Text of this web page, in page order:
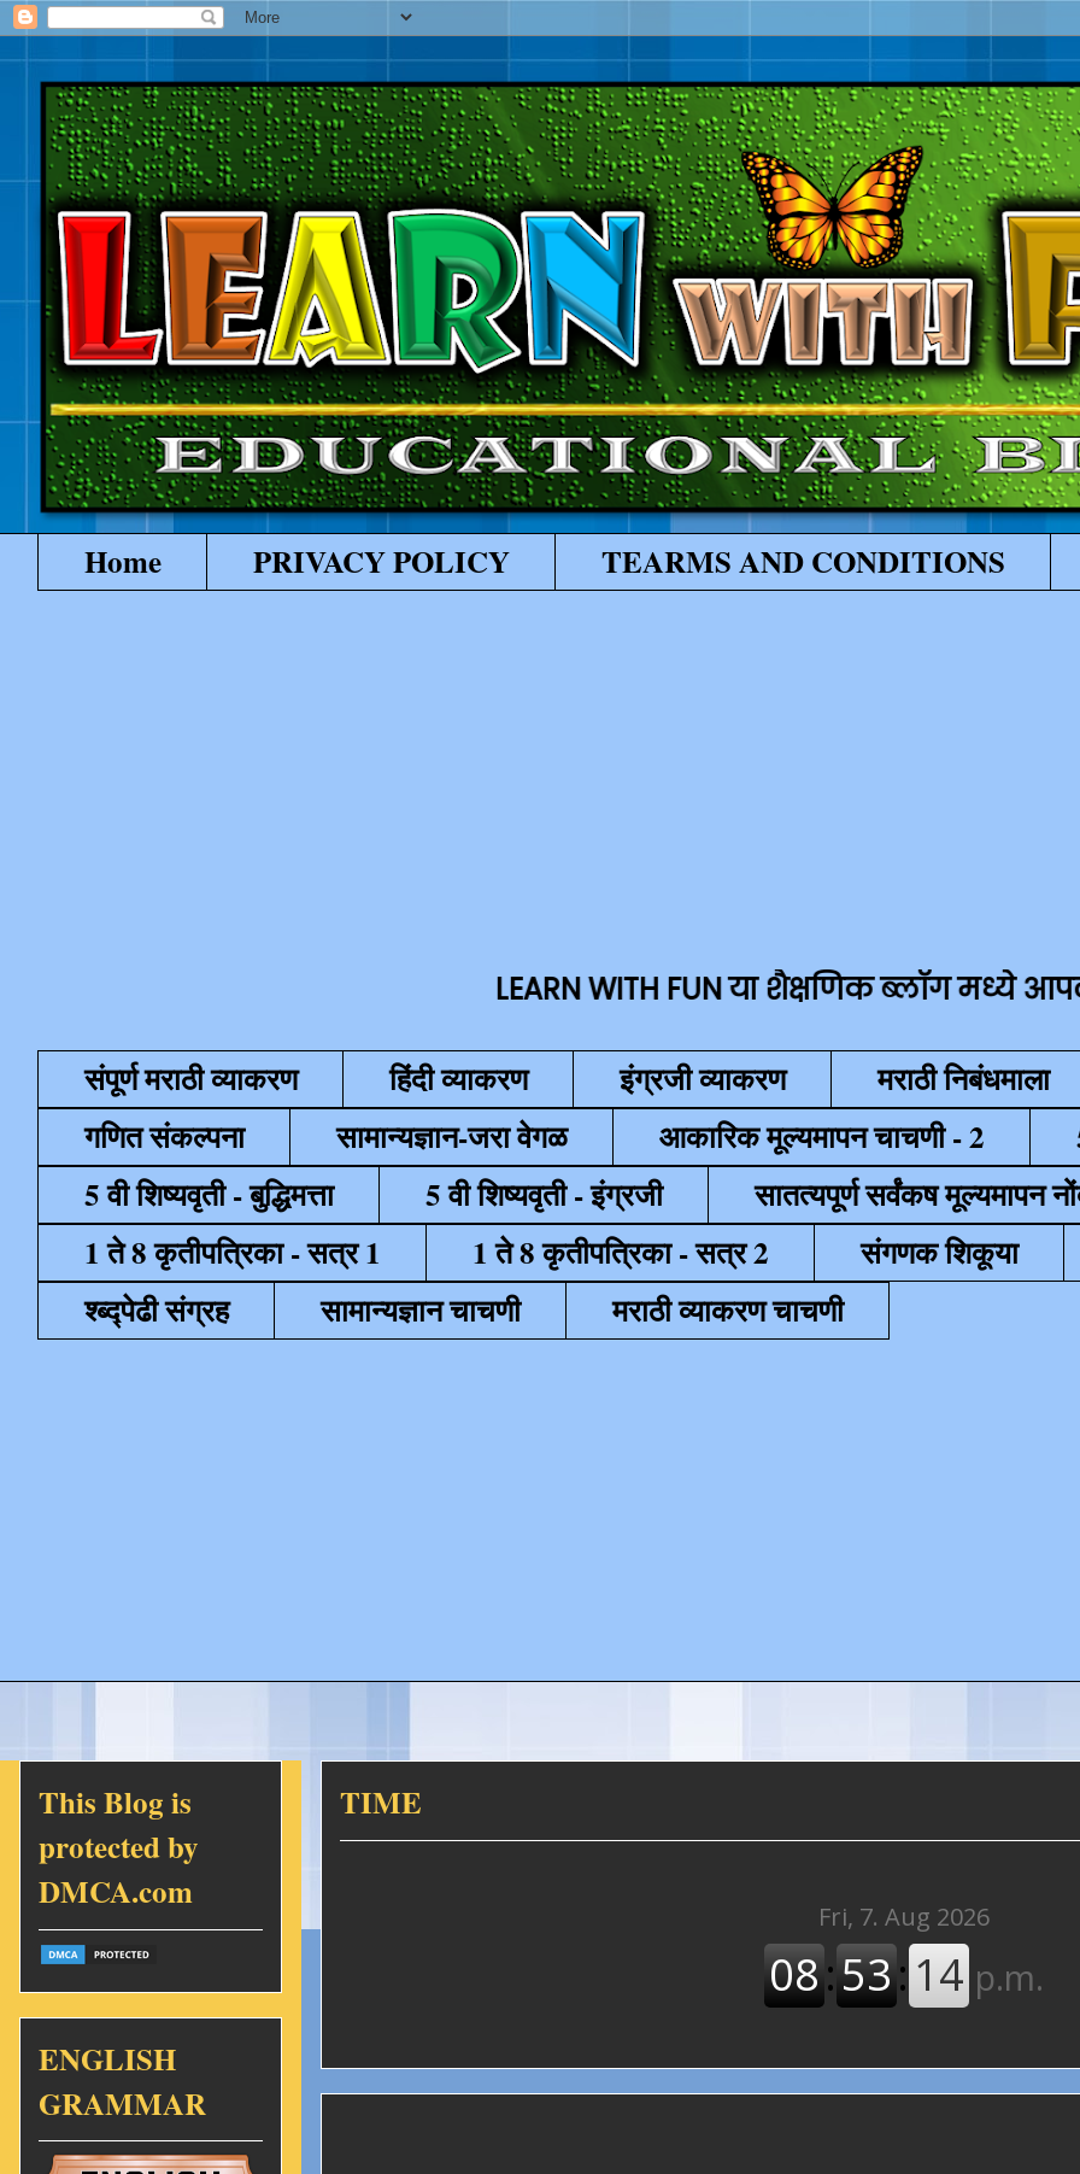
Home PRIVACY POLICY TEARMS AND CONDITIONS
LEARN WITH FUN या शैक्षणिक ब्लॉग मध्ये आपले सहर्ष
संपूर्ण मराठी व्याकरण हिंदी व्याकरण इंग्रजी व्याकरण मराठी निबंधमाला
गणित संकल्पना
सामान्यज्ञान-जरा वेगळ आकारिक मूल्यमापन चाचणी - 2
5 वी शिष्यवृती - बुद्धिमत्ता
5 वी शिष्यवृती - इंग्रजी सातत्यपूर्ण सर्वंकष मूल्यमापन
1 ते 8 कृतीपत्रिका - सत्र 1
1 ते 8 कृतीपत्रिका - सत्र 2 संगणक शिकूया
श्ब्द्पेढी संग्रह
सामान्यज्ञान चाचणी मराठी व्याकरण चाचणी
TIME
This Blog is
protected by
DMCA.com
ENGLISH
GRAMMAR